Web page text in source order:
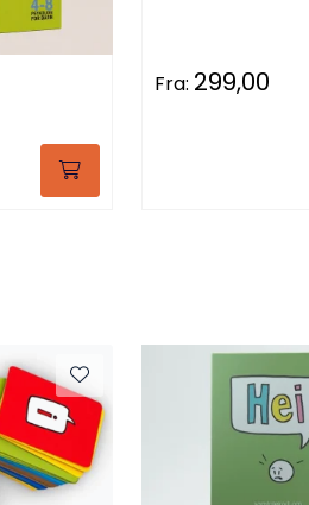
Fra: 299,00